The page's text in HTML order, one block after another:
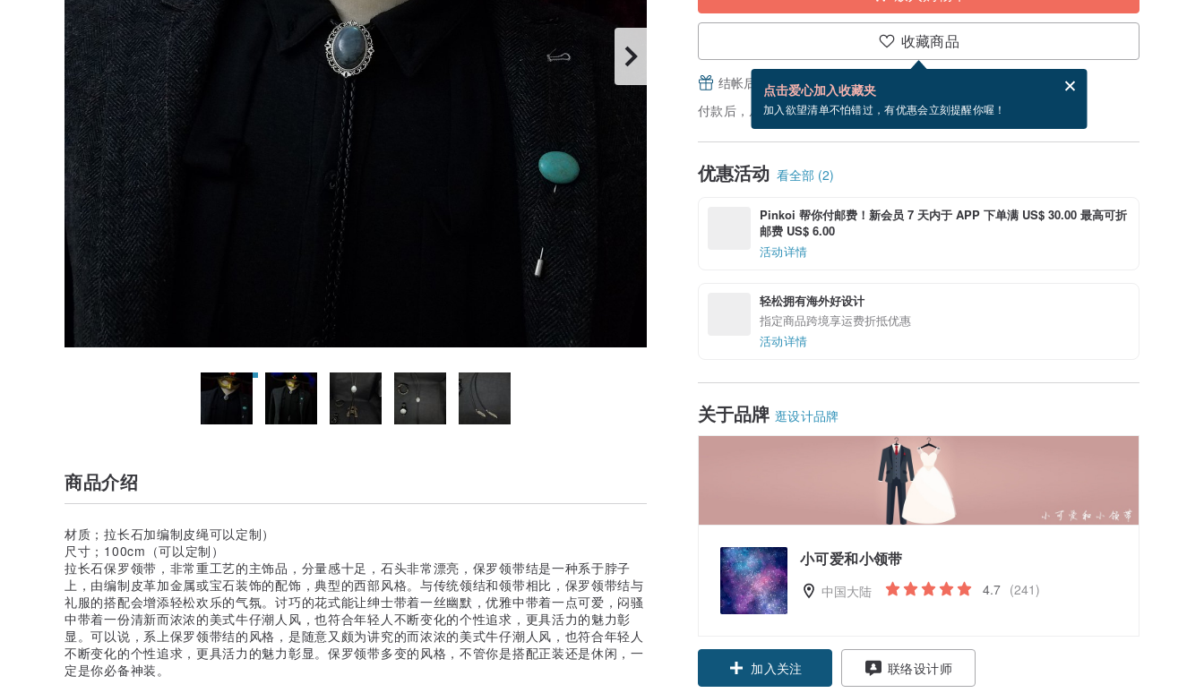
收藏商品
点击爱心加入收藏夹
加入欲望清单不怕错过，有优惠会立刻提醒你喔！
结帐后填写并分享，免费帮你寄送电子贺卡。
电子贺卡是什么？
付款后，从备货到寄出商品为 5 个工作天。（不包含假日）
优惠活动 看全部 (2)
Pinkoi 帮你付邮费！新会员 7 天内于 APP 下单满 US$ 30.00 最高可折
邮费 US$ 6.00
活动详情
轻松拥有海外好设计
指定商品跨境享运费折抵优惠
活动详情
关于品牌 逛设计品牌
小可爱和小领带
中国大陆 4.7 (241)
加入关注 联络设计师
商品介绍
材质；拉长石加编制皮绳可以定制）
尺寸；100cm（可以定制）
拉长石保罗领带，非常重工艺的主饰品，分量感十足，石头非常漂亮，保罗领带结是一种系于脖子
上，由编制皮革加金属或宝石装饰的配饰，典型的西部风格。与传统领结和领带相比，保罗领带结与
礼服的搭配会增添轻松欢乐的气氛。讨巧的花式能让绅士带着一丝幽默，优雅中带着一点可爱，闷骚
中带着一份清新而浓浓的美式牛仔潮人风，也符合年轻人不断变化的个性追求，更具活力的魅力彰
显。可以说，系上保罗领带结的风格，是随意又颇为讲究的而浓浓的美式牛仔潮人风，也符合年轻人
不断变化的个性追求，更具活力的魅力彰显。保罗领带多变的风格，不管你是搭配正装还是休闲，一
定是你必备神装。